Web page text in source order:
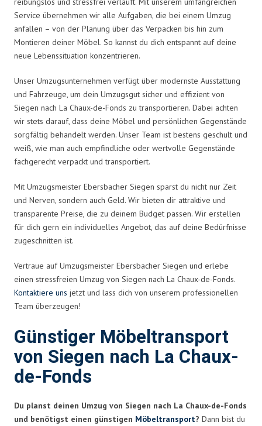
Service übernehmen wir alle Aufgaben, die bei einem Umzug
anfallen – von der Planung über das Verpacken bis hin zum
Montieren deiner Möbel. So kannst du dich entspannt auf deine
neue Lebenssituation konzentrieren.
Unser Umzugsunternehmen verfügt über modernste Ausstattung
und Fahrzeuge, um dein Umzugsgut sicher und effizient von
Siegen nach La Chaux-de-Fonds zu transportieren. Dabei achten
wir stets darauf, dass deine Möbel und persönlichen Gegenstände
sorgfältig behandelt werden. Unser Team ist bestens geschult und
weiß, wie man auch empfindliche oder wertvolle Gegenstände
fachgerecht verpackt und transportiert.
Mit Umzugsmeister Ebersbacher Siegen sparst du nicht nur Zeit
und Nerven, sondern auch Geld. Wir bieten dir attraktive und
transparente Preise, die zu deinem Budget passen. Wir erstellen
für dich gern ein individuelles Angebot, das auf deine Bedürfnisse
zugeschnitten ist.
Vertraue auf Umzugsmeister Ebersbacher Siegen und erlebe
einen stressfreien Umzug von Siegen nach La Chaux-de-Fonds.
Kontaktiere uns jetzt und lass dich von unserem professionellen
Team überzeugen!
Günstiger Möbeltransport
von Siegen nach La Chaux-
de-Fonds
Du planst deinen Umzug von Siegen nach La Chaux-de-Fonds
und benötigst einen günstigen Möbeltransport? Dann bist du